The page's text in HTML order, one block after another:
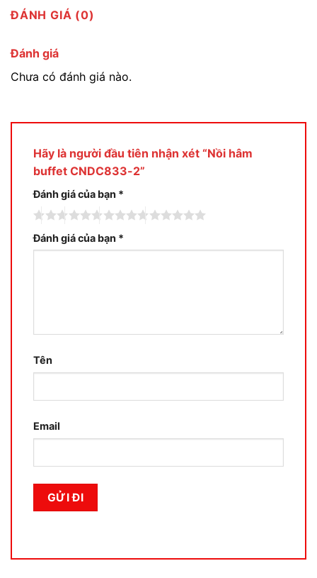
ĐÁNH GIÁ (0)
Đánh giá
Chưa có đánh giá nào.
Hãy là người đầu tiên nhận xét “Nồi hâm
buffet CNDC833-2”
Đánh giá của bạn *
Đánh giá của bạn *
Tên
Email